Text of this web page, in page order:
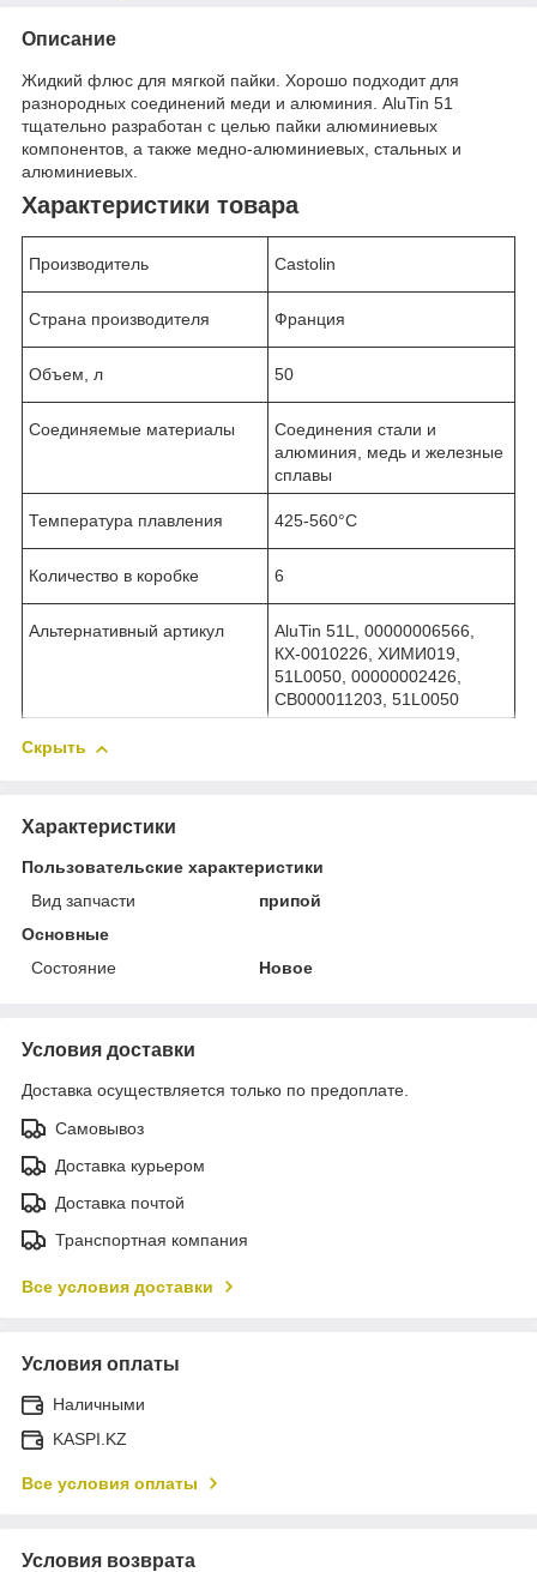
Описание
Жидкий флюс для мягкой пайки. Хорошо подходит для
разнородных соединений меди и алюминия. AluTin 51
тщательно разработан с целью пайки алюминиевых
компонентов, а также медно-алюминиевых, стальных и
алюминиевых.
Характеристики товара
Производитель Castolin
Страна производителя Франция
Объем, л 50
Соединяемые материалы
Соединения стали и
алюминия, медь и железные
сплавы
Температура плавления 425-560°C
Количество в коробке 6
Альтернативный артикул
AluTin 51L, 00000006566,
КХ-0010226, ХИМИ019,
51L0050, 00000002426,
СВ000011203, 51L0050
Скрыть
Характеристики
Пользовательские характеристики
Вид запчасти
припой
Основные
Состояние
Новое
Условия доставки
Доставка осуществляется только по предоплате.
Самовывоз
Доставка курьером
Доставка почтой
Транспортная компания
Все условия доставки
Условия оплаты
Наличными
KASPI.KZ
Все условия оплаты
Условия возврата